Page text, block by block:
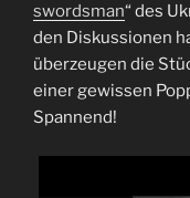
swordsman“ des
den Diskussionen
überzeugen die
einer gewissen
Spannend!